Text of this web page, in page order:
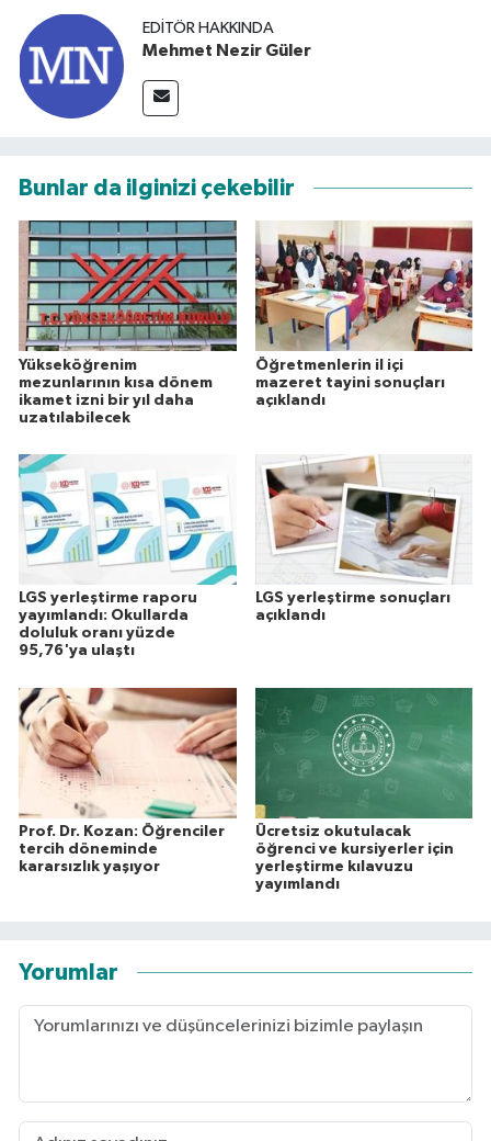
EDITÖR HAKKINDA
Mehmet Nezir Güler
Bunlar da ilginizi çekebilir
Yükseköğrenim
mezunlarının kısa dönem
ikamet izni bir yıl daha
uzatılabilecek
Öğretmenlerin il içi
mazeret tayini sonuçları
açıklandı
LGS yerleştirme raporu
yayımlandı: Okullarda
doluluk oranı yüzde
95,76'ya ulaştı
LGS yerleştirme sonuçları
açıklandı
Prof. Dr. Kozan: Öğrenciler
tercih döneminde
kararsızlık yaşıyor
Ücretsiz okutulacak
öğrenci ve kursiyerler için
yerleştirme kılavuzu
yayımlandı
Yorumlar